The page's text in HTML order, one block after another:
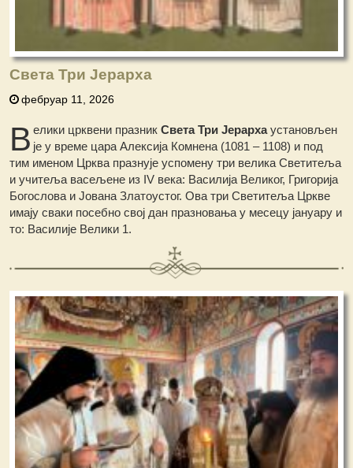
Света Три Јерарха
фебруар 11, 2026
В елики црквени празникСвета Три Јерархаустановљен
је у време цара Алексија Комнена (1081 – 1108) и под
тим именом Црква празнује успомену три велика Светитеља
и учитеља васељене из IV века: Василија Великог, Григорија
Богослова и Јована Златоустог. Ова три Светитеља Цркве
имају сваки посебно свој дан празновања у месецу јануару и
то: Василије Велики 1.